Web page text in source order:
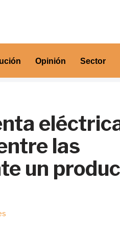
Opinión Sector
las
un